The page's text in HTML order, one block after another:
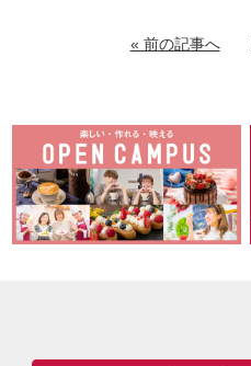
« 前の記事へ